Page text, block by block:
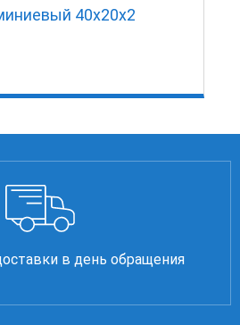
40х20х2
в день обращения